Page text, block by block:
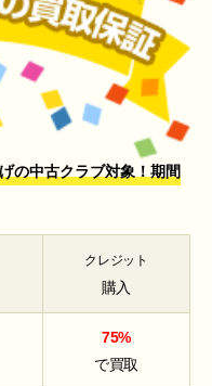
の中古クラブ対象！期間
クレジット
購入
75%
で買取